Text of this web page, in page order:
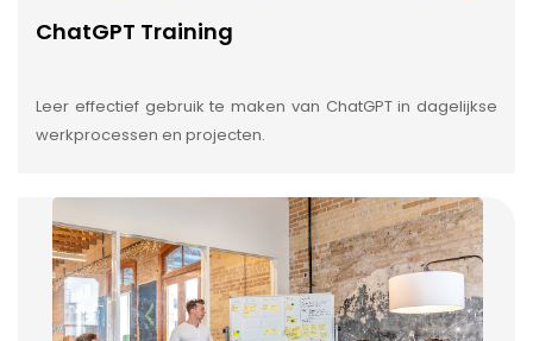
ChatGPT Training
Leer effectief gebruik te maken van ChatGPT in dagelijkse
werkprocessen en projecten.